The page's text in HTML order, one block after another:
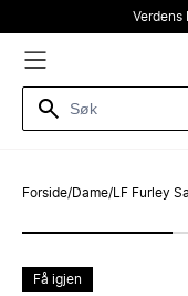
Verdens
Forside/Dame/ LF Furley
Få igjen